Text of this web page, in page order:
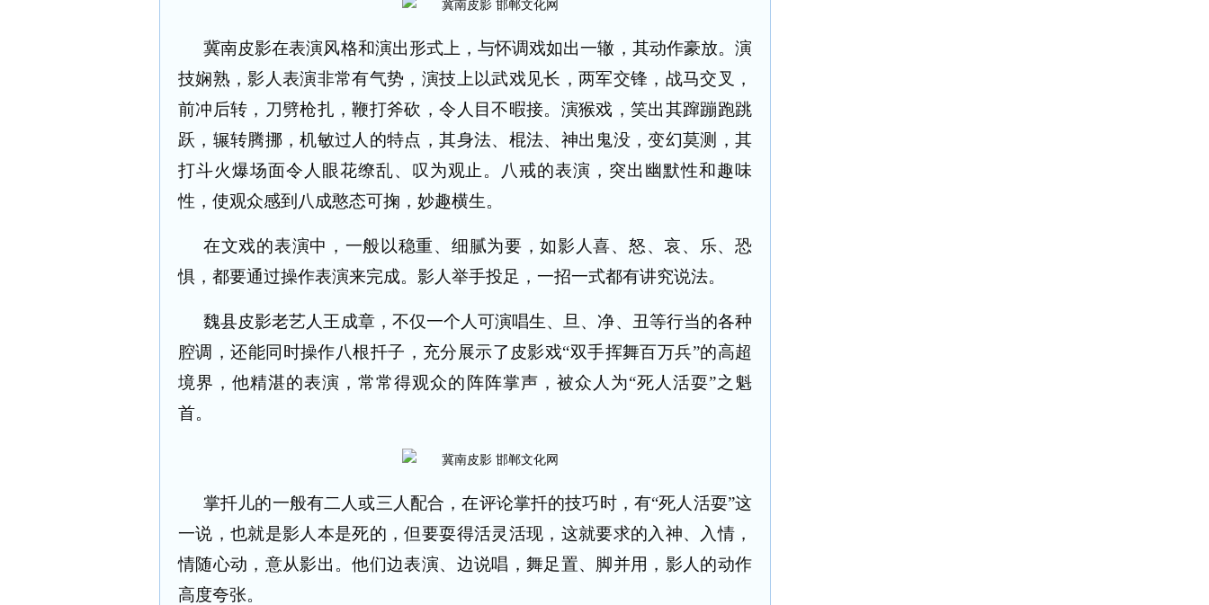
冀南皮影在表演风格和演出形式上，与怀调戏如出一辙，其动作豪放。演
技娴熟，影人表演非常有气势，演技上以武戏见长，两军交锋，战马交叉，
前冲后转，刀劈枪扎，鞭打斧砍，令人目不暇接。演猴戏，笑出其蹿蹦跑跳
跃，辗转腾挪，机敏过人的特点，其身法、棍法、神出鬼没，变幻莫测，其
打斗火爆场面令人眼花缭乱、叹为观止。八戒的表演，突出幽默性和趣味
性，使观众感到八成憨态可掬，妙趣横生。
在文戏的表演中，一般以稳重、细腻为要，如影人喜、怒、哀、乐、恐
惧，都要通过操作表演来完成。影人举手投足，一招一式都有讲究说法。
魏县皮影老艺人王成章，不仅一个人可演唱生、旦、净、丑等行当的各种
腔调，还能同时操作八根扦子，充分展示了皮影戏“双手挥舞百万兵”的高超
境界，他精湛的表演，常常得观众的阵阵掌声，被众人为“死人活耍”之魁
首。
掌扦儿的一般有二人或三人配合，在评论掌扦的技巧时，有“死人活耍”这
一说，也就是影人本是死的，但要耍得活灵活现，这就要求的入神、入情，
情随心动，意从影出。他们边表演、边说唱，舞足置、脚并用，影人的动作
高度夸张。